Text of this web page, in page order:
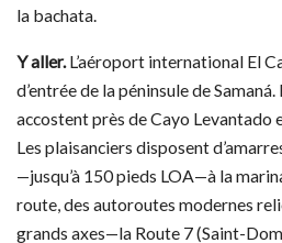
la bachata.
Y aller.L’aéroport international El
d’entrée de la péninsule de
accostent près de Cayo Levantado
Les plaisanciers disposent
—jusqu’à 150 pieds LOA—à la
route, des autoroutes modernes
grands axes—la Route 7 (Saint-